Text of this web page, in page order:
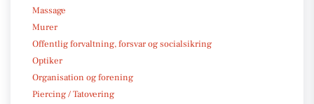
Massage
Murer
Offentlig forvaltning, forsvar og socialsikring
Optiker
Organisation og forening
Piercing / Tatovering